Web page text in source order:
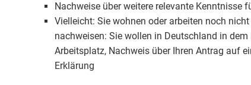
Nachweise über weitere relevante Kenntnisse
Vielleicht: Sie wohnen oder arbeiten noch
nachweisen: Sie wollen in Deutschland in
Arbeitsplatz, Nachweis über Ihren Antrag auf
Erklärung